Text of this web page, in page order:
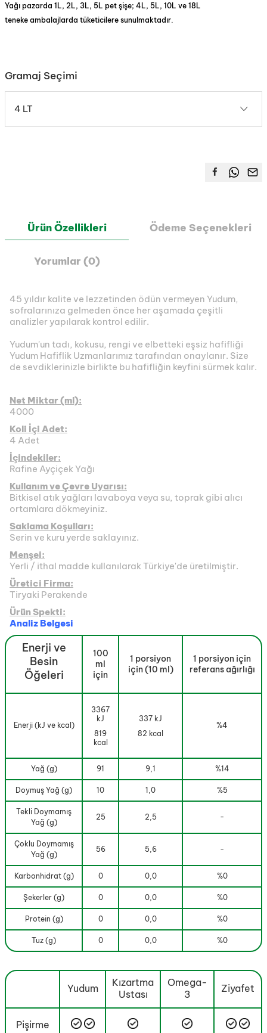
Yağı pazarda 1L, 2L, 3L, 5L pet şişe; 4L, 5L, 10L ve 18L
teneke ambalajlarda tüketicilere sunulmaktadır.
Gramaj Seçimi
4 LT
Ürün Özellikleri Ödeme Seçenekleri
Yorumlar (0)
45 yıldır kalite ve lezzetinden ödün vermeyen Yudum,
sofralarınıza gelmeden önce her aşamada çeşitli
analizler yapılarak kontrol edilir.
Yudum'un tadı, kokusu, rengi ve elbetteki eşsiz hafifliği
Yudum Hafiflik Uzmanlarımız tarafından onaylanır. Size
de sevdiklerinizle birlikte bu hafifliğin keyfini sürmek kalır.
Net Miktar (ml):
4000
Koli İçi Adet:
4 Adet
İçindekiler:
Rafine Ayçiçek Yağı
Kullanım ve Çevre Uyarısı:
Bitkisel atık yağları lavaboya veya su, toprak gibi alıcı
ortamlara dökmeyiniz.
Saklama Koşulları:
Serin ve kuru yerde saklayınız.
Menşei:
Yerli / ithal madde kullanılarak Türkiye'de üretilmiştir.
Üretici Firma:
Tiryaki Perakende
Ürün Spekti:
Analiz Belgesi
Enerji ve
Besin
Öğeleri
100
ml
için
1 porsiyon
için (10 ml)
1 porsiyon için
referans ağırlığı
Enerji (kJ ve kcal)
3367
kJ
819
kcal
337 kJ
82 kcal
%4
Yağ (g) 91 9,1 %14
Doymuş Yağ (g) 10 1,0 %5
Tekli Doymamış
Yağ (g)
25 2,5 -
Çoklu Doymamış
Yağ (g)
56 5,6 -
Karbonhidrat (g) 0 0,0 %0
Şekerler (g) 0 0,0 %0
Protein (g) 0 0,0 %0
Tuz (g) 0 0,0 %0
Yudum
Kızartma
Ustası
Omega-
3
Ziyafet
Pişirme